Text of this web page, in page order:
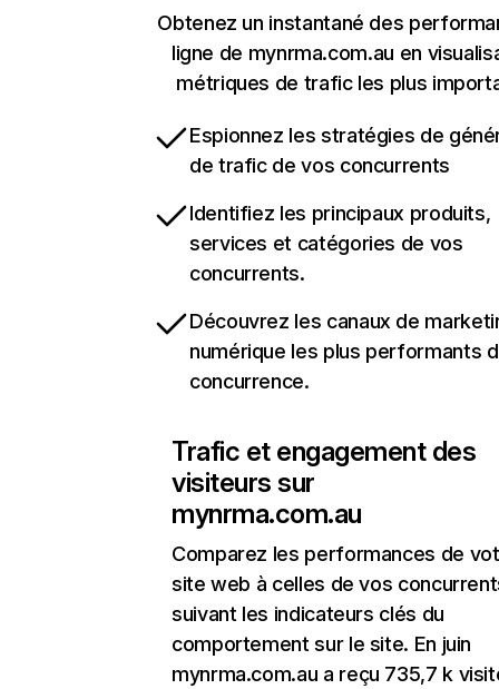
Obtenez un instantané des
ligne de mynrma.com.au en
métriques de trafic les plus
Espionnez les stratégies de
de trafic de vos concurrents
Identifiez les principaux produits,
services et catégories de vos
concurrents.
Découvrez les canaux de
numérique les plus performants
concurrence.
Trafic et engagement des
visiteurs sur
mynrma.com.au
Comparez les performances de
site web à celles de vos
suivant les indicateurs clés du
comportement sur le site. En juin
mynrma.com.au a reçu 735,7 k